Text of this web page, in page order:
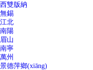
西雙版納
無錫
江北
南陽
眉山
南寧
萬州
景德萍鄉(xiāng)